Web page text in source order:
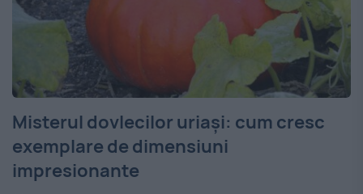
Misterul dovlecilor uriași: cum cresc
exemplare de dimensiuni
impresionante